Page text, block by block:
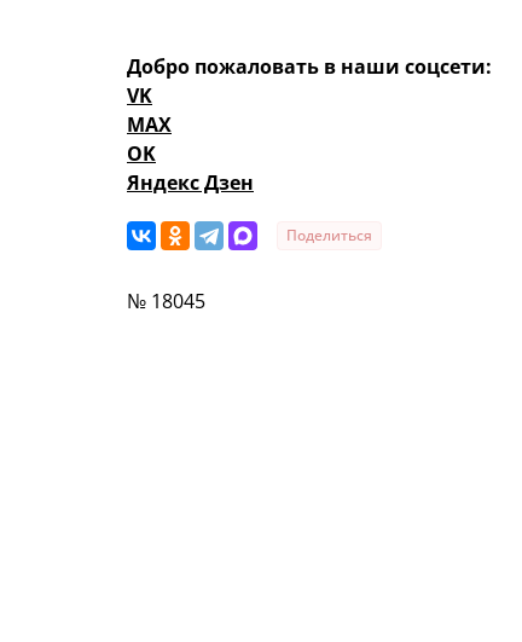
Добро пожаловать в наши соцсети:
VK
MAX
OK
Яндекс Дзен
Поделиться
№ 18045